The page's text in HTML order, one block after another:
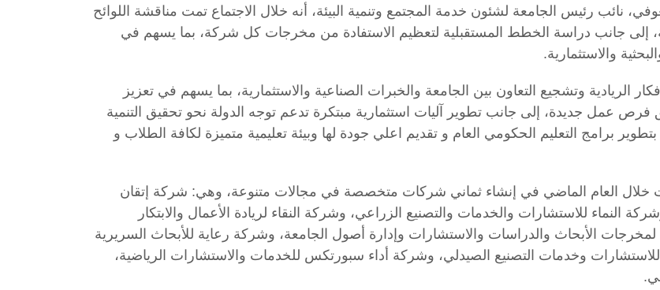
نائب رئيس الجامعة لشئون خدمة المجتمع وتنمية البيئة، أنه خلال الاجتماع تمت مناقشة اللوائح
إلى جانب دراسة الخطط المستقبلية لتعظيم الاستفادة من مخرجات كل شركة، بما يسهم في
والاستثمارية.
وتشجيع التعاون بين الجامعة والخبرات الصناعية والاستثمارية، بما يسهم في تعزيز
فرص عمل جديدة، إلى جانب تطوير آليات استثمارية مبتكرة تدعم توجه الدولة نحو تحقيق التنمية
برامج التعليم الحكومي العام و تقديم اعلي جودة لها وبيئة تعليمية متميزة لكافة الطلاب و
خلال العام الماضي في إنشاء ثماني شركات متخصصة في مجالات متنوعة، وهي: شركة إتقان
النماء للاستشارات والخدمات والتصنيع الزراعي، وشركة النقاء لريادة الأعمال والابتكار
لمخرجات الأبحاث والدراسات والاستشارات وإدارة أصول الجامعة، وشركة رعاية للأبحاث السريرية
وخدمات التصنيع الصيدلي، وشركة أداء سبورتكس للخدمات والاستشارات الرياضية،